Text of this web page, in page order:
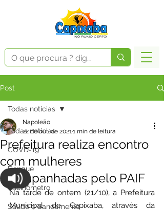
Post
Todas notícias
COVD-19
Dengue
Vacinômetro
Saúde e Saneamento
Todas notícias
Prefeitura realiza encontro
com mulheres
acompanhadas pelo PAIF
Napoleão
22 de out. de 20211 min de leitura
Na tarde de ontem (21/10), a Prefeitura
Municipal de Capixaba, através da